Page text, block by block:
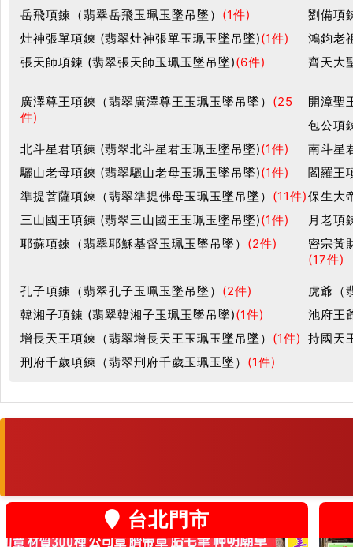
岳飛項鍊（翡翠岳飛玉珮玉墜吊墜） (1件)
劉備項
灶神張單項鍊 (翡翠灶神張單玉珮玉墜吊墜)(1件)
鴻鈞老
張天師項鍊 (翡翠張天師玉珮玉墜吊墜)(6件) 齊天大
廣澤尊王項鍊（翡翠廣澤尊王玉珮玉墜吊墜） (25
件)
開漳聖
包公項
北斗星君項鍊 (翡翠北斗星君玉珮玉墜吊墜)(1件)
南斗星
驪山老母項鍊 (翡翠驪山老母玉珮玉墜吊墜)(1件)
閻羅王
準提菩薩項鍊（翡翠準提佛母玉珮玉墜吊墜） (11件)保生大
三山國王項鍊 (翡翠三山國王玉珮玉墜吊墜)(1件)
月老項
耶蘇項鍊（翡翠耶穌基督玉珮玉墜吊墜） (2件)
密宗黃
(17件)
孔子項鍊（翡翠孔子玉珮玉墜吊墜） (2件)
虎爺（
韓湘子項鍊 (翡翠韓湘子玉珮玉墜吊墜)(1件)
池府王
增長天王項鍊（翡翠增長天王玉珮玉墜吊墜） (1件) 持國天
刑府千歲項鍊（翡翠刑府千歲玉珮玉墜） (1件)
台北門市